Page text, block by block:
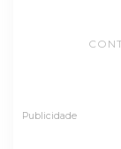
Publicidade